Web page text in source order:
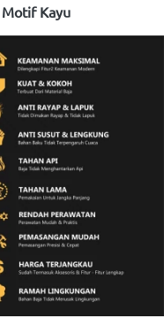
Motif Kayu